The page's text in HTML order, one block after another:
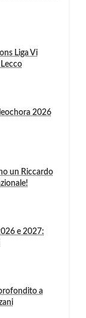
Liga Vi
2026
un Riccardo
e 2027:
a